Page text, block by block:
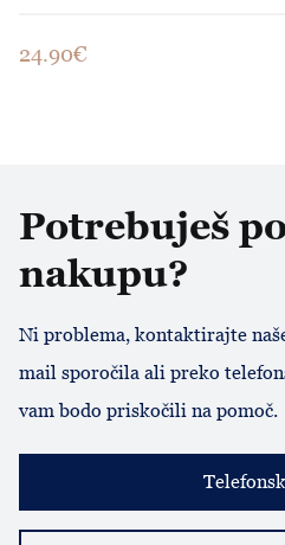
24.90€
Potrebuješ
nakupu?
Ni problema, kontaktirajte
mail sporočila ali preko
vam bodo priskočili na pomoč.